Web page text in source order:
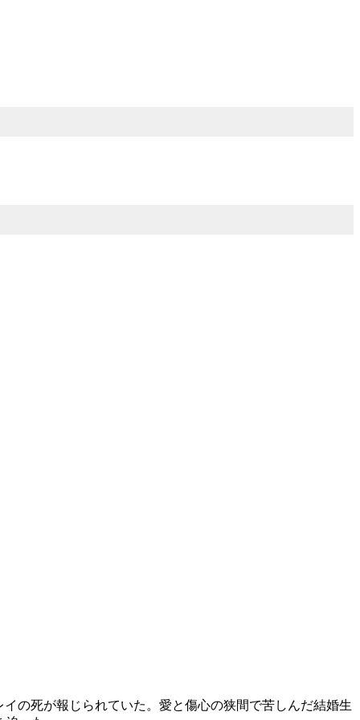
の死が報じられていた。愛と傷心の狭間で苦しんだ結婚生